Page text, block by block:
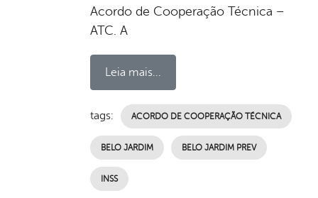
Acordo de Cooperação Técnica –
ATC. A
Leia mais...
tags: ACORDO DE COOPERAÇÃO TÉCNICA
BELO JARDIM BELO JARDIM PREV
INSS